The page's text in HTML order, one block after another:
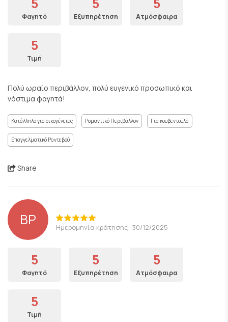
Φαγητό Εξυπηρέτηση Ατμόσφαιρα
5
Τιμή
Πολύ ωραίο περιβάλλον, πολύ ευγενικό προσωπικό και
νόστιμα φαγητά!
Κατάλληλο για οικογένειες Ρομαντικό Περιβάλλον Για κουβεντούλα
Επαγγελματικό Ραντεβού
Share
BP Ημερομηνία κράτησης: 30/12/2025
5
Φαγητό
5
Εξυπηρέτηση
5
Ατμόσφαιρα
5
Τιμή